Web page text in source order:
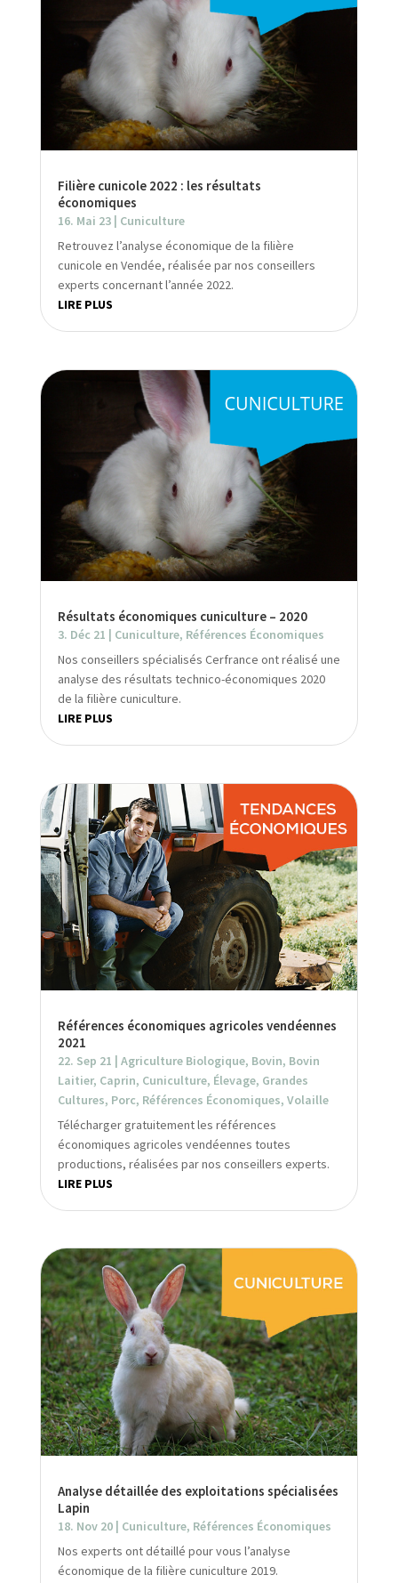
Filière cunicole 2022 : les résultats
économiques
16. Mai 23| Cuniculture
Retrouvez l’analyse économique de la filière
cunicole en Vendée, réalisée par nos conseillers
experts concernant l’année 2022.
LIRE PLUS
Résultats économiques cuniculture – 2020
3. Déc 21 Cuniculture, Références Économiques
Nos conseillers spécialisés Cerfrance ont réalisé une
analyse des résultats technico-économiques 2020
de la filière cuniculture.
LIRE PLUS
Références économiques agricoles vendéennes
2021
22. Sep 21 | Agriculture Biologique, Bovin, Bovin
Laitier, Caprin, Cuniculture, Élevage, Grandes
Cultures, Porc, Références Économiques, Volaille
Télécharger gratuitement les références
économiques agricoles vendéennes toutes
productions, réalisées par nos conseillers experts.
LIRE PLUS
Analyse détaillée des exploitations spécialisées
Lapin
18. Nov 20| Cuniculture, Références Économiques
Nos experts ont détaillé pour vous l’analyse
économique de la filière cuniculture 2019.